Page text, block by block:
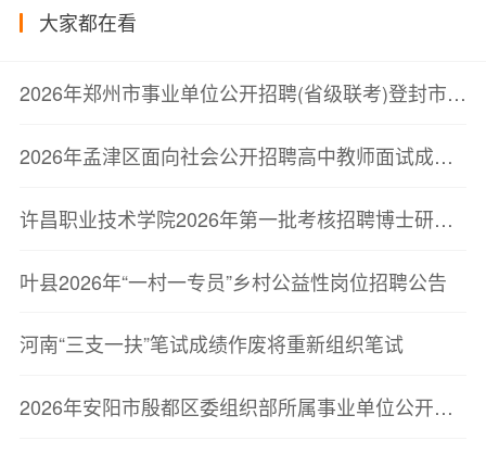
大家都在看
2026年郑州市事业单位公开招聘(省级联考)登封市岗位总成绩公告
2026年孟津区面向社会公开招聘高中教师面试成绩、总成绩及体检公告
许昌职业技术学院2026年第一批考核招聘博士研究生拟聘用人员名单公示
叶县2026年“一村一专员”乡村公益性岗位招聘公告
河南“三支一扶”笔试成绩作废将重新组织笔试
2026年安阳市殷都区委组织部所属事业单位公开选调工作人员岗位核减公告